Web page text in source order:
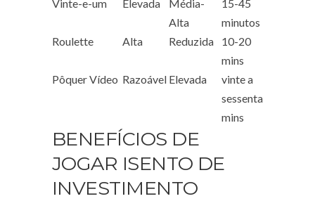
Vinte-e-um Elevada
Média-
Alta
15-45
minutos
Roulette
Alta Reduzida
10-20
mins
Pôquer Vídeo Razoável Elevada
vinte a
sessenta
mins
BENEFÍCIOS DE
JOGAR ISENTO DE
INVESTIMENTO